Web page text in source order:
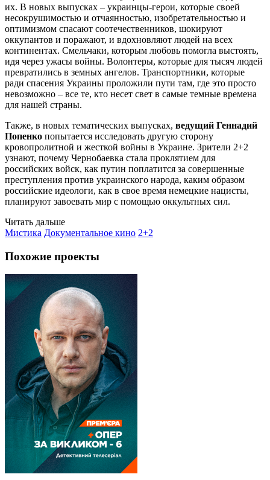
их. В новых выпусках – украинцы-герои, которые своей
несокрушимостью и отчаянностью, изобретательностью и
оптимизмом спасают соотечественников, шокируют
оккупантов и поражают, и вдохновляют людей на всех
континентах. Смельчаки, которым любовь помогла выстоять,
идя через ужасы войны. Волонтеры, которые для тысяч людей
превратились в земных ангелов. Транспортники, которые
ради спасения Украины проложили пути там, где это просто
невозможно – все те, кто несет свет в самые темные времена
для нашей страны.
Также, в новых тематических выпусках, ведущий Геннадий
Попенко попытается исследовать другую сторону
кровопролитной и жесткой войны в Украине. Зрители 2+2
узнают, почему Чернобаевка стала проклятием для
российских войск, как путин поплатится за совершенные
преступления против украинского народа, каким образом
российские идеологи, как в свое время немецкие нацисты,
планируют завоевать мир с помощью оккультных сил.
Читать дальше
Мистика Документальное кино 2+2
Похожие проекты